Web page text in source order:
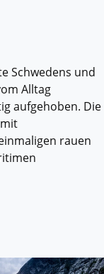
Schwedens und
Alltag
aufgehoben. Die
rauen